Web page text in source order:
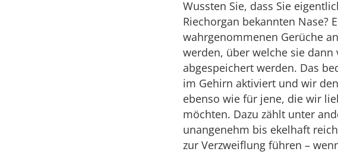
Wussten Sie, dass Sie
Riechorgan bekannten Nase?
wahrgenommenen Gerüche
werden, über welche sie
abgespeichert werden. Das
im Gehirn aktiviert und wir
ebenso wie für jene, die wir
möchten. Dazu zählt unter
unangenehm bis ekelhaft
zur Verzweiflung führen –